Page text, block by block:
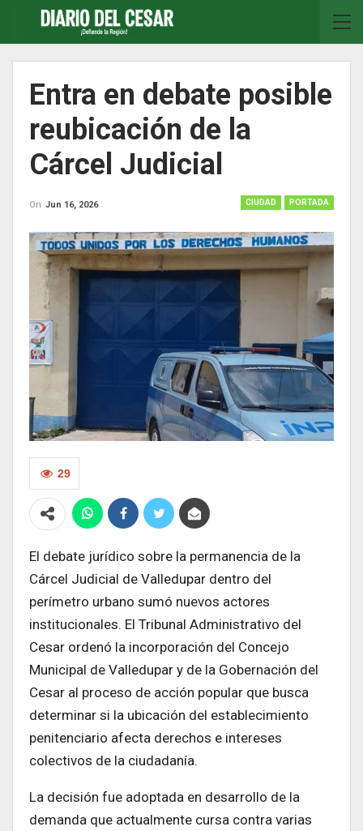
Entra en debate posible
reubicación de la
Cárcel Judicial
CIUDAD PORTADA
On Jun 16, 2026
29
El debate jurídico sobre la permanencia de la
Cárcel Judicial de Valledupar dentro del
perímetro urbano sumó nuevos actores
institucionales. El Tribunal Administrativo del
Cesar ordenó la incorporación del Concejo
Municipal de Valledupar y de la Gobernación del
Cesar al proceso de acción popular que busca
determinar si la ubicación del establecimiento
penitenciario afecta derechos e intereses
colectivos de la ciudadanía.
La decisión fue adoptada en desarrollo de la
demanda que actualmente cursa contra varias